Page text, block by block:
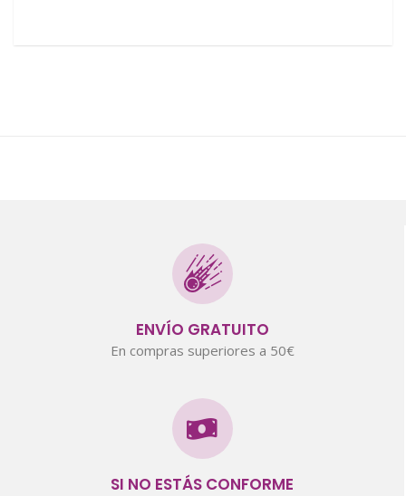
ENVÍO GRATUITO
En compras superiores a 50€
SI NO ESTÁS CONFORME